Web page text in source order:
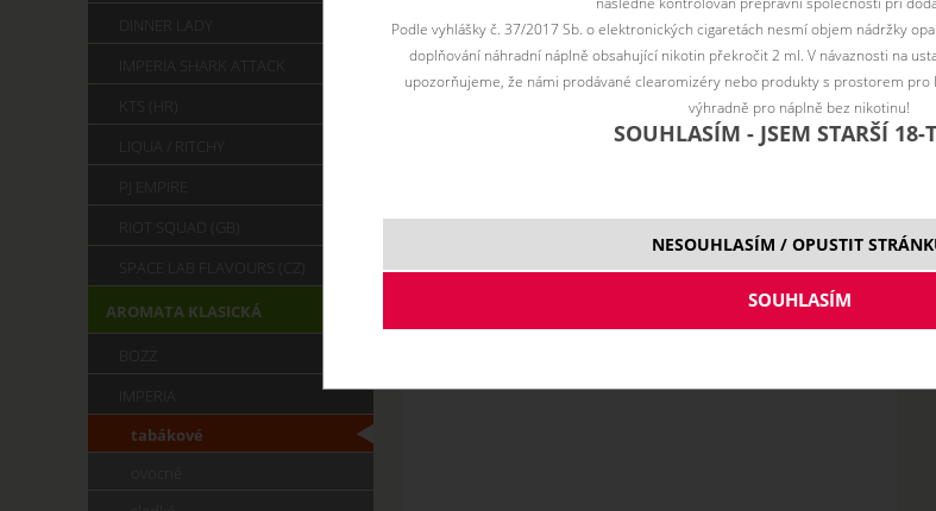
DINNER LADY
IMPERIA SHARK ATTACK
KTS (HR)
LIQUA / RITCHY
PJ EMPIRE
RIOT SQUAD (GB)
AROMATA KLASICKÁ
IMPERIA
tabákové
Podle vyhlášky č. 37/2017 Sb. o elektronických cigaretách nesmí objem nádržky
doplňování náhradní náplně obsahující nikotin překročit 2 ml. V návaznosti na
upozorňujeme, že námi prodávané clearomizéry nebo produkty s prostorem
výhradně pro náplně bez nikotinu!
SOUHLASÍM - JSEM STARŠÍ 18-
NESOUHLASÍM / OPUSTIT